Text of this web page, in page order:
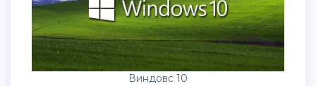
Виндовс 10